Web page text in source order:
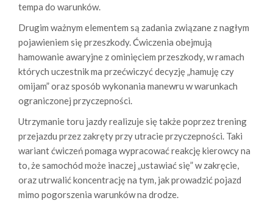
tempa do warunków.
Drugim ważnym elementem są zadania związane z nagłym
pojawieniem się przeszkody. Ćwiczenia obejmują
hamowanie awaryjne z ominięciem przeszkody, w ramach
których uczestnik ma przećwiczyć decyzję „hamuję czy
omijam” oraz sposób wykonania manewru w warunkach
ograniczonej przyczepności.
Utrzymanie toru jazdy realizuje się także poprzez trening
przejazdu przez zakręty przy utracie przyczepności. Taki
wariant ćwiczeń pomaga wypracować reakcję kierowcy na
to, że samochód może inaczej „ustawiać się” w zakręcie,
oraz utrwalić koncentrację na tym, jak prowadzić pojazd
mimo pogorszenia warunków na drodze.